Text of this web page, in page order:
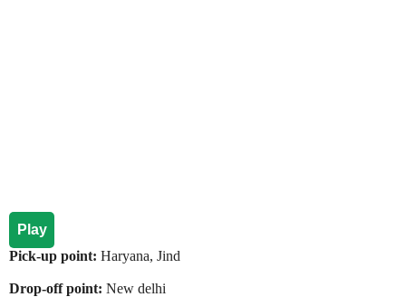
Play
Pick-up point: Haryana, Jind
Drop-off point: New delhi